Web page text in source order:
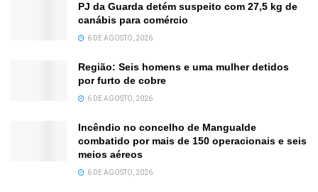
PJ da Guarda detém suspeito com 27,5 kg de
canábis para comércio
6 DE AGOSTO, 2026
Região: Seis homens e uma mulher detidos
por furto de cobre
6 DE AGOSTO, 2026
Incêndio no concelho de Mangualde
combatido por mais de 150 operacionais e seis
meios aéreos
6 DE AGOSTO, 2026